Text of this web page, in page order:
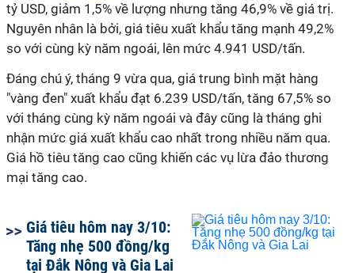
tỷ USD, giảm 1,5% về lượng nhưng tăng 46,9% về giá trị.
Nguyên nhân là bởi, giá tiêu xuất khẩu tăng mạnh 49,2%
so với cùng kỳ năm ngoái, lên mức 4.941 USD/tấn.
Đáng chú ý, tháng 9 vừa qua, giá trung bình mặt hàng
"vàng đen" xuất khẩu đạt 6.239 USD/tấn, tăng 67,5% so
với tháng cùng kỳ năm ngoái và đây cũng là tháng ghi
nhận mức giá xuất khẩu cao nhất trong nhiều năm qua.
Giá hồ tiêu tăng cao cũng khiến các vụ lừa đảo thương
mại tăng cao.
Giá tiêu hôm nay 3/10:
Tăng nhẹ 500 đồng/kg
tại Đắk Nông và Gia Lai